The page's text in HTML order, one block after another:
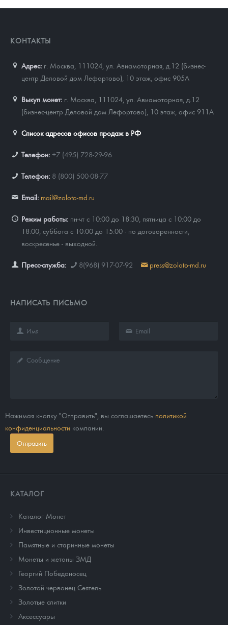
КОНТАКТЫ
Адрес: г. Москва, 111024 ул. Авиамоторная, д.12 (бизнес-
центр Деловой дом Лефортово), 10 этаж, офис 905А
Выкуп монет: г. Москва, 111024, ул. Авиамоторная, д.12
(бизнес-центр Деловой дом Лефортово), 10 этаж, офис 911А
Список адресов офисов продаж в РФ
Телефон: +7 (495) 728-29-96
Телефон: 8 (800) 500-08-77
Email: mail@zoloto-md.ru
Режим работы: пн-чт с 10:00 до 18:30, пятница с 10:00 до
18:00, суббота с 10:00 до 15:00 - по договоренности,
воскресенье - выходной.
Пресс-служба: 8(968) 917-07-92 press@zoloto-md.ru
НАПИСАТЬ ПИСЬМО
Нажимая кнопку "Отправить", вы соглашаетесь политикой
конфиденциальности компании.
Отправить
КАТАЛОГ
Каталог Монет
Инвестиционные монеты
Памятные и старинные монеты
Монеты и жетоны ЗМД
Георгий Победоносец
Золотой червонец Сеятель
Золотые слитки
Аксессуары